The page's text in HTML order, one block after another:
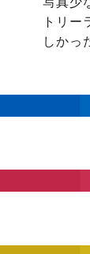
トリー
しかっ